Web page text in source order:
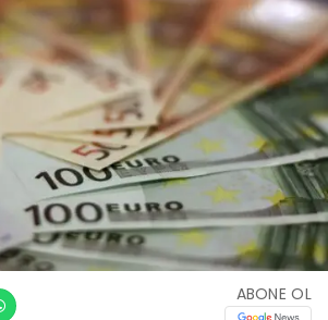
ABONE OL